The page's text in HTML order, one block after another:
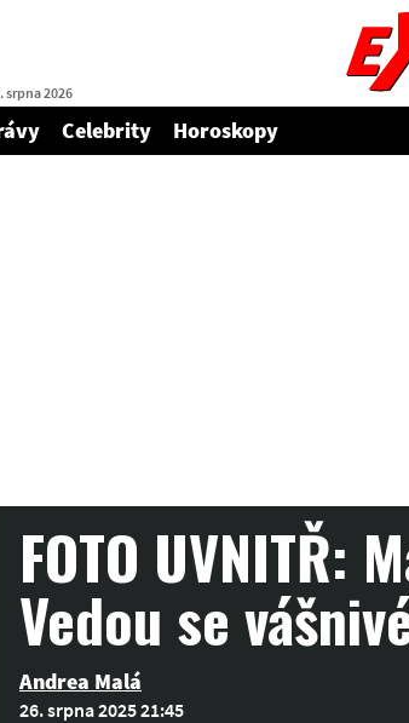
srpna 2026
Celebrity
Horoskopy
FOTO UVNITŘ:
Vedou se
Andrea Malá
26. srpna 2025 21:45